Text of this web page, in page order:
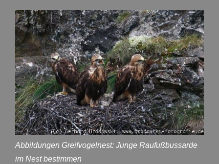
Abbildungen Greifvogelnest: Junge Raufußbussarde
im Nest bestimmen